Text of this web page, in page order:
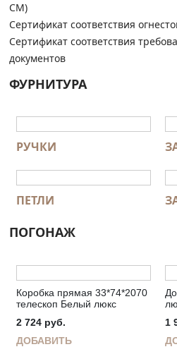
СМ)
Сертификат соответствия
Сертификат соответствия
документов
ФУРНИТУРА
РУЧКИ
ПЕТЛИ
ПОГОНАЖ
Коробка прямая 33*74*2070
телескоп Белый люкс
2 724 руб.
ДОБАВИТЬ
1